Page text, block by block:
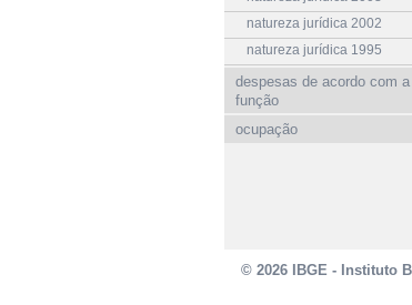
natureza jurídica 2002
natureza jurídica 1995
despesas de acordo com a
função
ocupação
© 2026 IBGE - Instituto